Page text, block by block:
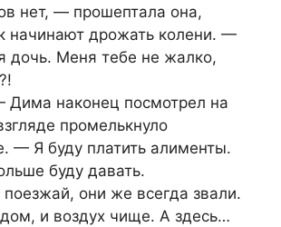
нет, — прошептала она,
начинают дрожать колени. —
Меня тебе не жалко,
наконец посмотрел на
промелькнуло
— Я буду платить алименты.
буду давать.
они же всегда звали.
и воздух чище. А здесь…